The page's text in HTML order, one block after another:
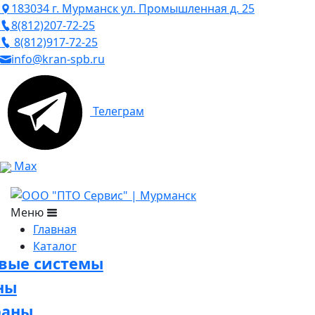
183034 г. Мурманск ул. Промышленная д. 25
8(812)207-72-25
8(812)917-72-25
info@kran-spb.ru
Телеграм
Max
Меню
Главная
Каталог
системы